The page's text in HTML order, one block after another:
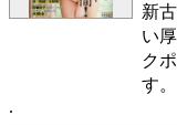
新
い
ク
す